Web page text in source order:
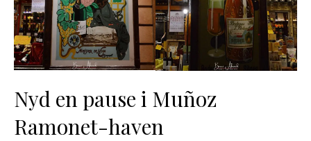
Nyd en pause i Muñoz
Ramonet-haven